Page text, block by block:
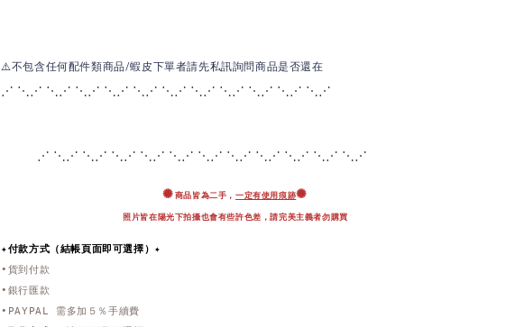
⚠️不包含任何配件類商品/蝦皮下單者請先私訊詢問商品是否還在
⋰ ⋱⋰ ⋱⋰ ⋱⋰ ⋱⋰ ⋱⋰ ⋱⋰ ⋱⋰ ⋱
⋰ ⋱⋰ ⋱⋰ ⋱⋰
⋰ ⋱⋰ ⋱⋰ ⋱⋰ ⋱⋰ ⋱⋰ ⋱⋰ ⋱⋰ ⋱ ⋰ ⋱⋰ ⋱⋰ ⋱⋰
✺ 商品皆為二手，一定有使用痕跡✺
照片皆在陽光下拍攝也會有些許色差，請完美主義者勿購買
✦付款方式（結帳頁面即可選擇）✦
•貨到付款
•銀行匯款
•PAYPAL 需多加５％手續費